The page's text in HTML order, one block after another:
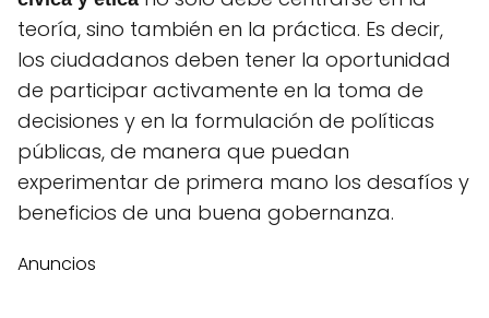
teoría, sino también en la práctica. Es decir,
los ciudadanos deben tener la oportunidad
de participar activamente en la toma de
decisiones y en la formulación de políticas
públicas, de manera que puedan
experimentar de primera mano los desafíos y
beneficios de una buena gobernanza.
Anuncios